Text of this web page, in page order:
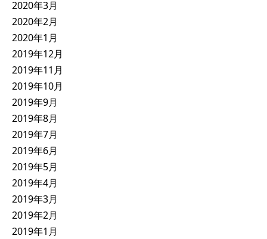
2020年3月
2020年2月
2020年1月
2019年12月
2019年11月
2019年10月
2019年9月
2019年8月
2019年7月
2019年6月
2019年5月
2019年4月
2019年3月
2019年2月
2019年1月